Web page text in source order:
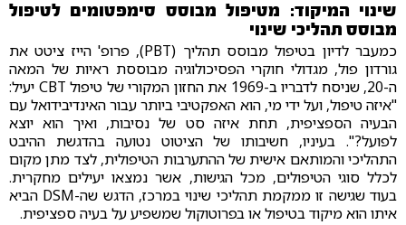
שינוי המיקוד: מטיפול מבוסס סימפטומים לטיפול
מבוסס תהליכי שינוי
כמעבר לדיון בטיפול מבוסס תהליך (PBT), פרופ' הייז ציטט את
גורדון פול, מגדולי חוקרי הפסיכולוגיה מבוססת ראיות של המאה
ה-20, שניסח לדבריו ב-1969 את החזון המקורי של טיפול CBT יעיל:
"איזה טיפול, ועל ידי מי, הוא האפקטיבי ביותר עבור האינדיבידואל עם
הבעיה הספציפית, תחת איזה סט של נסיבות, ואיך הוא יוצא
לפועל?". בעיניו, חשיבותו של הציטוט נטועה בהדגשת ההיבט
התהליכי והמותאם אישית של ההתערבות הטיפולית, לצד מתן מקום
לכלל סוגי הטיפולים, מכל הגישות, אשר נמצאו יעילים מחקרית.
בעוד שגישה זו ממקמת תהליכי שינוי במרכז, הדגש שה-DSM הביא
איתו הוא מיקוד בטיפול או בפרוטוקול שמשפיע על בעיה ספציפית.